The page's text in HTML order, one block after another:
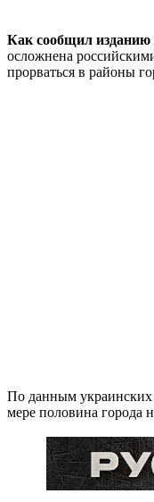
Как сообщил изданию
осложнена
прорваться в районы
По данным украинских
мере половина города